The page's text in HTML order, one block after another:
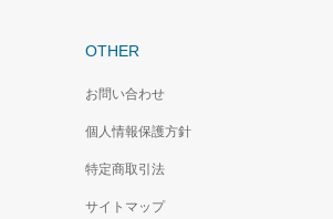
OTHER
お問い合わせ
個人情報保護方針
特定商取引法
サイトマップ